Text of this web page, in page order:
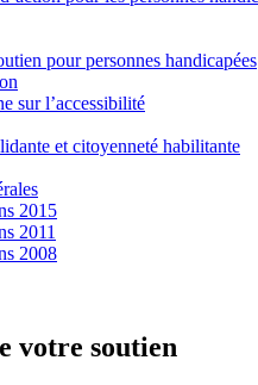
pour personnes handicapées
sur l’accessibilité
et citoyenneté habilitante
2015
2011
2008
votre soutien